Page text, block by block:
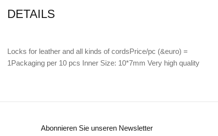
DETAILS
Locks for leather and all kinds of cordsPrice/pc (&euro) =
1Packaging per 10 pcs Inner Size: 10*7mm Very high quality
Abonnieren Sie unseren Newsletter